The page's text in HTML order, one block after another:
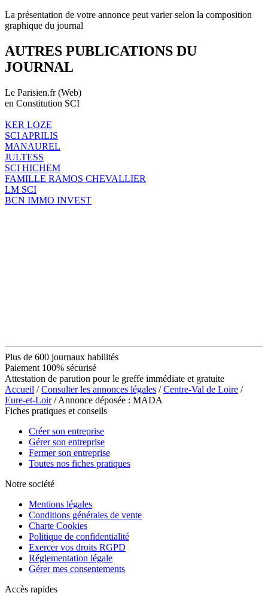
La présentation de votre annonce peut varier selon la composition
graphique du journal
AUTRES PUBLICATIONS DU
JOURNAL
Le Parisien.fr (Web)
en Constitution SCI
KER LOZE
SCI APRILIS
MANAUREL
JULTESS
SCI HICHEM
FAMILLE RAMOS CHEVALLIER
LM SCI
BCN IMMO INVEST
Plus de 600 journaux habilités
Paiement 100% sécurisé
Attestation de parution pour le greffe immédiate et gratuite
Accueil /Consulter les annonces légales /Centre-Val de Loire /
Eure-et-Loir/ Annonce déposée : MADA
Fiches pratiques et conseils
Créer son entreprise
Gérer son entreprise
Fermer son entreprise
Toutes nos fiches pratiques
Notre société
Mentions légales
Conditions générales de vente
Charte Cookies
Politique de confidentialité
Exercer vos droits RGPD
Réglementation légale
Gérer mes consentements
Accès rapides